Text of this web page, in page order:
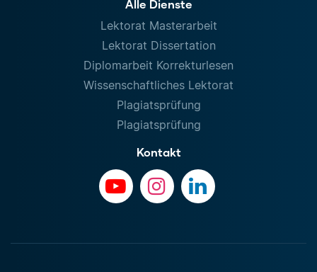
Alle Dienste
Lektorat Masterarbeit
Lektorat Dissertation
Diplomarbeit Korrekturlesen
Wissenschaftliches Lektorat
Plagiatsprüfung
Plagiatsprüfung
Kontakt